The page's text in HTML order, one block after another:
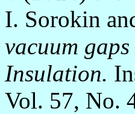
I. Sorokin
vacuum
Insulation.
Vol. 57, No.